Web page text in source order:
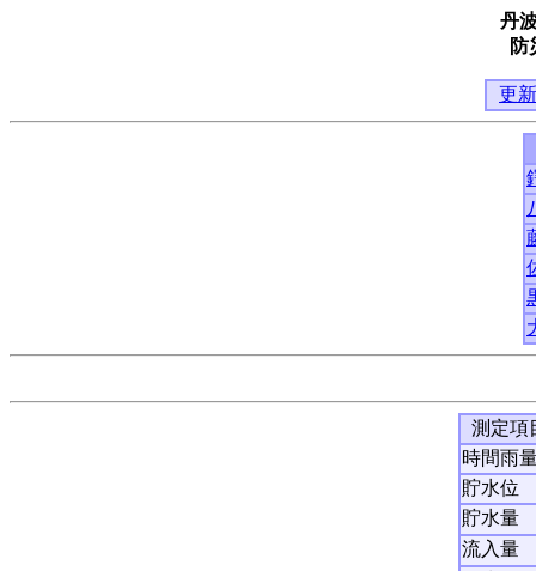
丹
防
更新
測定項
時間雨
貯水位
貯水量
流入量